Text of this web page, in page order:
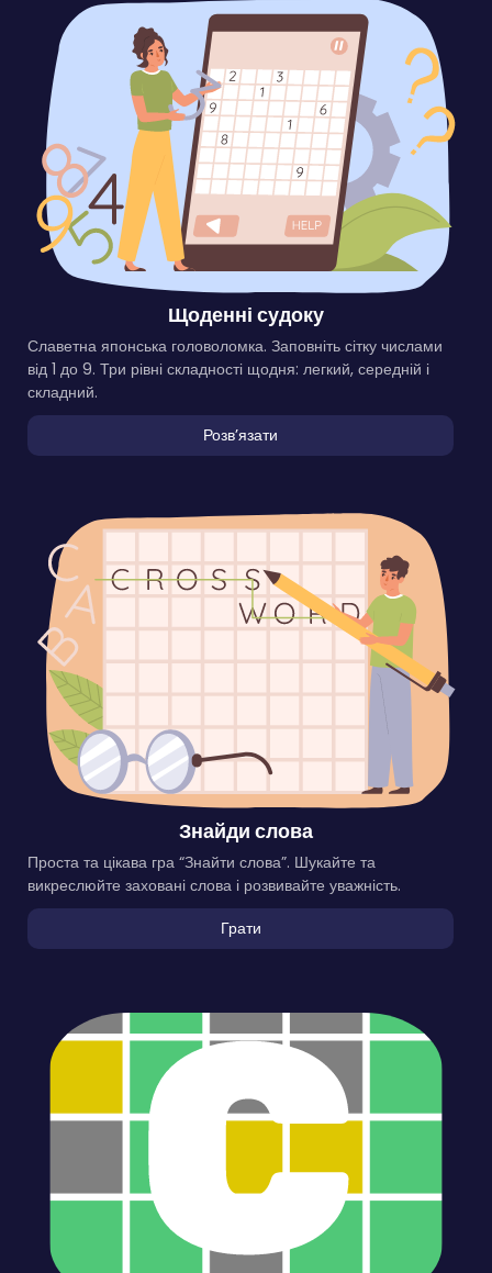
Щоденні судоку
Славетна японська головоломка. Заповніть сітку числами
від 1 до 9. Три рівні складності щодня: легкий, середній і
складний.
Розвʼязати
Знайди слова
Проста та цікава гра “Знайти слова”. Шукайте та
викреслюйте заховані слова і розвивайте уважність.
Грати